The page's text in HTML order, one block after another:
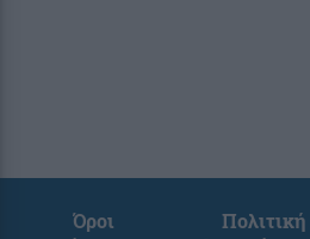
Όροι
Πολιτική